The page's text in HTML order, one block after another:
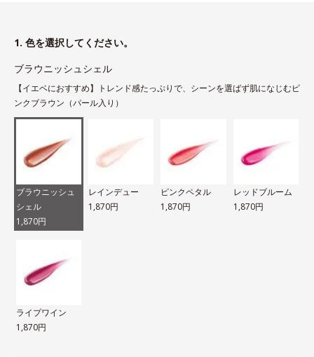
1. 色を選択してください。
ブラウニッシュシェル
【イエベにおすすめ】トレンド感たっぷりで、シーンを選ばず肌になじむピ
ンクブラウン（パール入り）
ブラウニッシュ
シェル
1,870円
レインデュー
1,870円
ピンクペタル
1,870円
レッドブルーム
1,870円
ライプワイン
1,870円